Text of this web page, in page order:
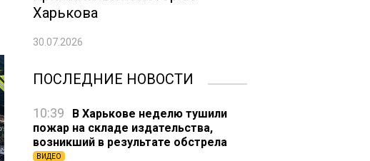
Харькова
30.07.2026
ПОСЛЕДНИЕ НОВОСТИ
10:39
В Харькове неделю тушили
пожар на складе издательства,
возникший в результате обстрела
ВИДЕО